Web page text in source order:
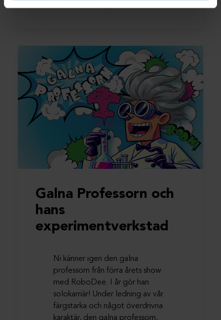
Galna Professorn och
hans
experimentverkstad
Ni känner igen den galna
professorn från förra årets show
med RoboDee. I år gör han
solokarriär! Under ledning av vår
färgstarka och något överdrivna
karaktär, den galna professorn,